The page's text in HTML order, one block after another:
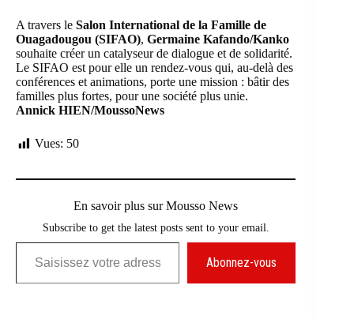
A travers le Salon International de la Famille de
Ouagadougou (SIFAO), Germaine Kafando/Kanko
souhaite créer un catalyseur de dialogue et de solidarité.
Le SIFAO est pour elle un rendez-vous qui, au-delà des
conférences et animations, porte une mission : bâtir des
familles plus fortes, pour une société plus unie.
Annick HIEN/MoussoNews
Vues: 50
En savoir plus sur Mousso News
Subscribe to get the latest posts sent to your email.
Saisissez votre adresse e-mail…
Abonnez-vous